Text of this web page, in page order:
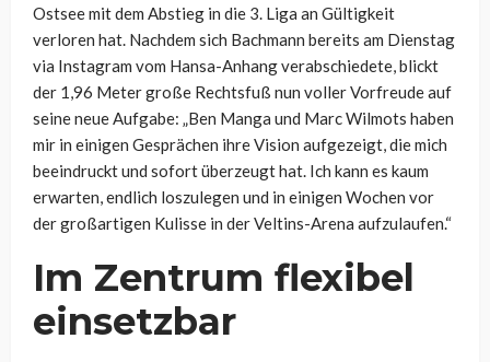
Ostsee mit dem Abstieg in die 3. Liga an Gültigkeit
verloren hat. Nachdem sich Bachmann bereits am Dienstag
via Instagram vom Hansa-Anhang verabschiedete, blickt
der 1,96 Meter große Rechtsfuß nun voller Vorfreude auf
seine neue Aufgabe: „Ben Manga und Marc Wilmots haben
mir in einigen Gesprächen ihre Vision aufgezeigt, die mich
beeindruckt und sofort überzeugt hat. Ich kann es kaum
erwarten, endlich loszulegen und in einigen Wochen vor
der großartigen Kulisse in der Veltins-Arena aufzulaufen.“
Im Zentrum flexibel
einsetzbar